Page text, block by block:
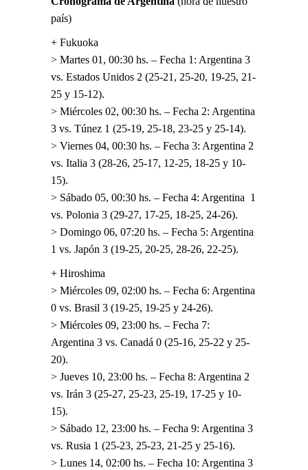
país)
+ Fukuoka
> Martes 01, 00:30 hs. – Fecha 1: Argentina 3
vs. Estados Unidos 2 (25-21, 25-20, 19-25, 21-
25 y 15-12).
> Miércoles 02, 00:30 hs. – Fecha 2: Argentina
3 vs. Túnez 1 (25-19, 25-18, 23-25 y 25-14).
> Viernes 04, 00:30 hs. – Fecha 3: Argentina 2
vs. Italia 3 (28-26, 25-17, 12-25, 18-25 y 10-
15).
> Sábado 05, 00:30 hs. – Fecha 4: Argentina 1
vs. Polonia 3 (29-27, 17-25, 18-25, 24-26).
> Domingo 06, 07:20 hs. – Fecha 5: Argentina
1 vs. Japón 3 (19-25, 20-25, 28-26, 22-25).
+ Hiroshima
> Miércoles 09, 02:00 hs. – Fecha 6: Argentina
0 vs. Brasil 3 (19-25, 19-25 y 24-26).
> Miércoles 09, 23:00 hs. – Fecha 7:
Argentina 3 vs. Canadá 0 (25-16, 25-22 y 25-
20).
> Jueves 10, 23:00 hs. – Fecha 8: Argentina 2
vs. Irán 3 (25-27, 25-23, 25-19, 17-25 y 10-
15).
> Sábado 12, 23:00 hs. – Fecha 9: Argentina 3
vs. Rusia 1 (25-23, 25-23, 21-25 y 25-16).
> Lunes 14, 02:00 hs. – Fecha 10: Argentina 3